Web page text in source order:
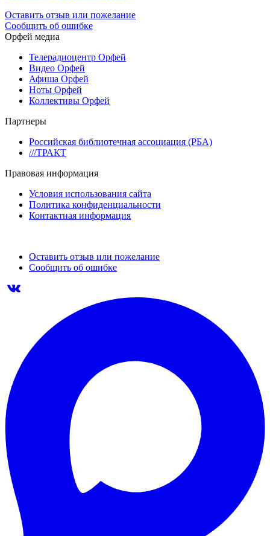
Оставить отзыв или пожелание
Сообщить об ошибке
Орфей медиа
Телерадиоцентр Орфей
Видео Орфей
Афиша Орфей
Ноты Орфей
Коллективы Орфей
Партнеры
Российская библиотечная ассоциация (РБА)
///ТРАКТ
Правовая информация
Условия использования сайта
Политика конфиденциальности
Контактная информация
Оставить отзыв или пожелание
Сообщить об ошибке